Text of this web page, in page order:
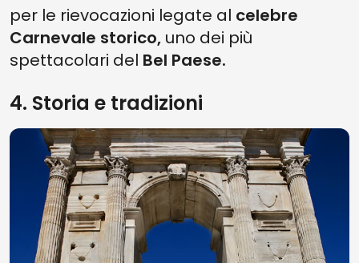
per le rievocazioni legate al celebre
Carnevale storico, uno dei più
spettacolari del Bel Paese.
4. Storia e tradizioni